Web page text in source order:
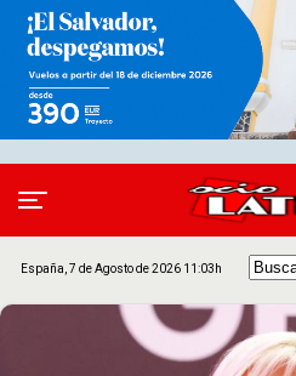
España, 7 de Agosto de 2026 11:03h